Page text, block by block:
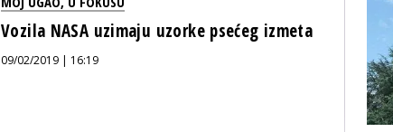
Vozila NASA uzimaju uzorke psećeg izmeta
09/02/2019 | 16:19